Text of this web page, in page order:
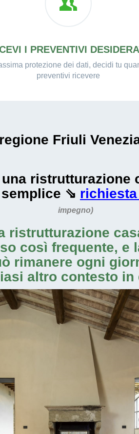
I PREVENTIVI
protezione dei dati, decidi tu
preventivi ricevere
Friuli
ristrutturazione
⇘
impegno)
ristrutturazione
così frequente, e
rimanere ogni
altro contesto in